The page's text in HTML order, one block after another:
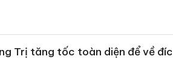
Bộ Chính trị khóa XIII về tiếp tục
Trị tăng tốc toàn diện để về